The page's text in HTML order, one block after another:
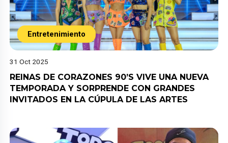
Entretenimiento
31 Oct 2025
REINAS DE CORAZONES 90’S VIVE UNA NUEVA
TEMPORADA Y SORPRENDE CON GRANDES
INVITADOS EN LA CÚPULA DE LAS ARTES